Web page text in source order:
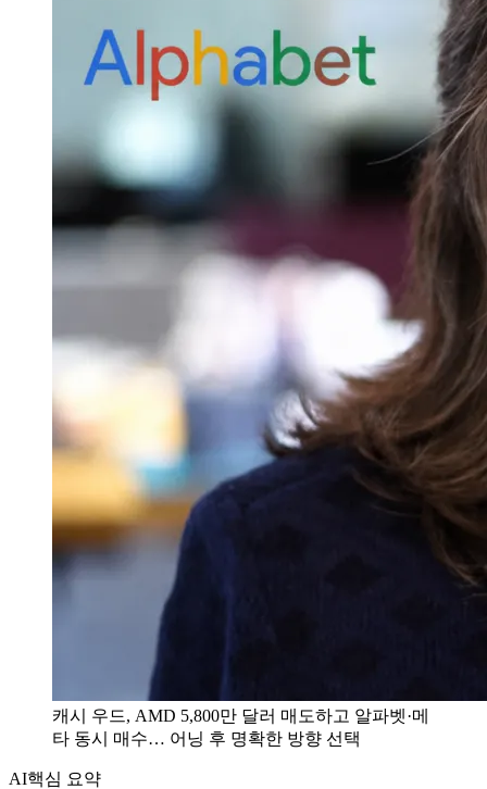
캐시 우드, AMD 5,800만 달러 매도하고 알파벳·메
타 동시 매수… 어닝 후 명확한 방향 선택
AI핵심 요약